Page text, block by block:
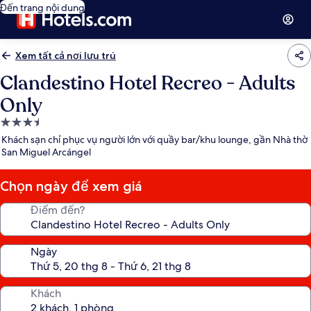
Đến trang nội dung
Xem tất cả nơi lưu trú
Clandestino Hotel Recreo - Adults
Only
Nơi
lưu
trú
3.5
sao
Khách sạn chỉ phục vụ người lớn với quầy bar/khu lounge, gần Nhà thờ
San Miguel Arcángel
Chọn ngày để xem giá
Điểm đến?
Ngày
Khách